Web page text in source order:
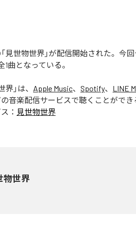
見世物世界」が配信開始された。今
1曲となっている。
界 」は、 Apple Music、 Spotify、 LINE
音楽配信サービスで聴くことができ
： 見世物世界
物世界